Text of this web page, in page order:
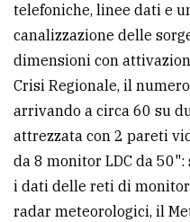
telefoniche, linee dati e
canalizzazione delle
dimensioni con
Crisi Regionale, il
arrivando a circa 60 su
attrezzata con 2 pareti
da 8 monitor LDC da
i dati delle reti di
radar meteorologici, il